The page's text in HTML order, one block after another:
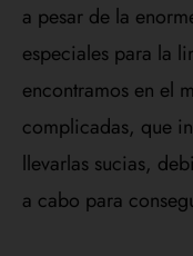
a pesar de la
especiales para la
encontramos en el
complicadas, que
llevarlas sucias,
a cabo para